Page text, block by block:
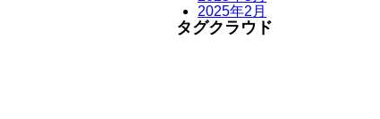
2025年2月
タグクラウド